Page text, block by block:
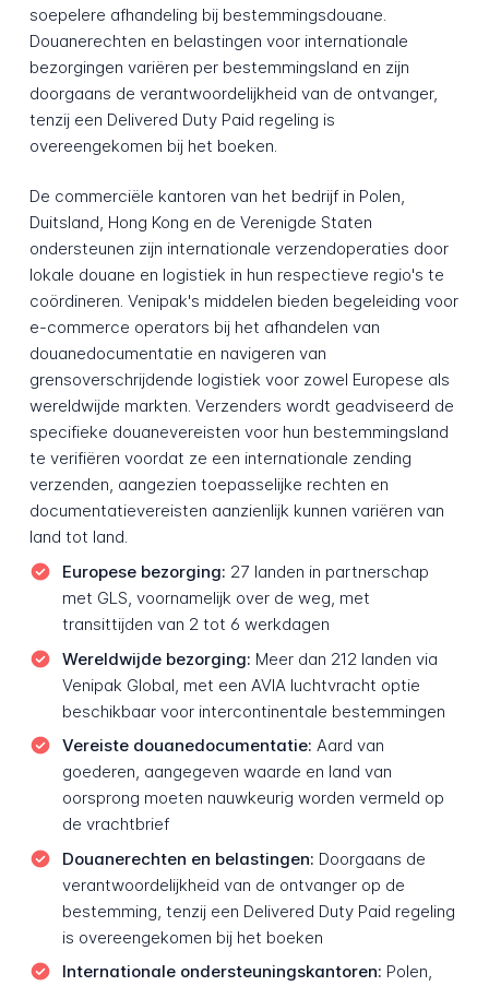
soepelere afhandeling bij bestemmingsdouane.
Douanerechten en belastingen voor internationale
bezorgingen variëren per bestemmingsland en zijn
doorgaans de verantwoordelijkheid van de ontvanger,
tenzij een Delivered Duty Paid regeling is
overeengekomen bij het boeken.
De commerciële kantoren van het bedrijf in Polen,
Duitsland, Hong Kong en de Verenigde Staten
ondersteunen zijn internationale verzendoperaties door
lokale douane en logistiek in hun respectieve regio's te
coördineren. Venipak's middelen bieden begeleiding voor
e-commerce operators bij het afhandelen van
douanedocumentatie en navigeren van
grensoverschrijdende logistiek voor zowel Europese als
wereldwijde markten. Verzenders wordt geadviseerd de
specifieke douanevereisten voor hun bestemmingsland
te verifiëren voordat ze een internationale zending
verzenden, aangezien toepasselijke rechten en
documentatievereisten aanzienlijk kunnen variëren van
land tot land.
Europese bezorging: 27 landen in partnerschap
met GLS, voornamelijk over de weg, met
transittijden van 2 tot 6 werkdagen
Wereldwijde bezorging: Meer dan 212 landen via
Venipak Global, met een AVIA luchtvracht optie
beschikbaar voor intercontinentale bestemmingen
Vereiste douanedocumentatie: Aard van
goederen, aangegeven waarde en land van
oorsprong moeten nauwkeurig worden vermeld op
de vrachtbrief
Douanerechten en belastingen: Doorgaans de
verantwoordelijkheid van de ontvanger op de
bestemming, tenzij een Delivered Duty Paid regeling
is overeengekomen bij het boeken
Internationale ondersteuningskantoren: Polen,